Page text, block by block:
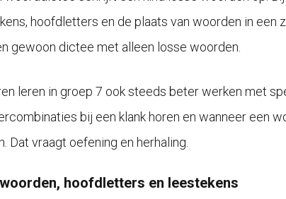
hoofdletters en de plaats van woorden in een
gewoon dictee met alleen losse woorden.
leren in groep 7 ook steeds beter werken met
bij een klank horen en wanneer een
Dat vraagt oefening en herhaling.
hoofdletters en leestekens